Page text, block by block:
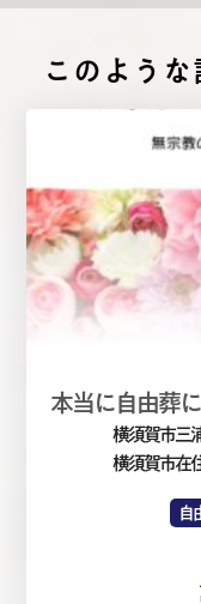
このよう
本当に自由葬
横須賀市三
横須賀市在
自